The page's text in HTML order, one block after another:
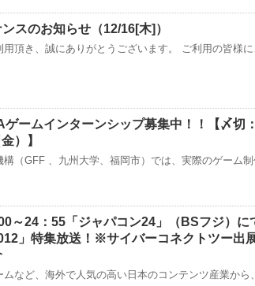
スのお知らせ（12/16[木]）
頂き、誠にありがとうございます。 ご利用の皆様に
ームインターンシップ募集中！！【〆切：
）】
（GFF 、九州大学、福岡市）では、実際のゲーム
～24：55「ジャパコン24」（BSフジ）に
」特集放送！※サイバーコネクトツー出
など、海外で人気の高い日本のコンテンツ産業から、